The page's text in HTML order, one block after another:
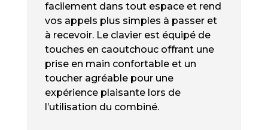
facilement dans tout espace et rend
vos appels plus simples à passer et
à recevoir. Le clavier est équipé de
touches en caoutchouc offrant une
prise en main confortable et un
toucher agréable pour une
expérience plaisante lors de
l’utilisation du combiné.